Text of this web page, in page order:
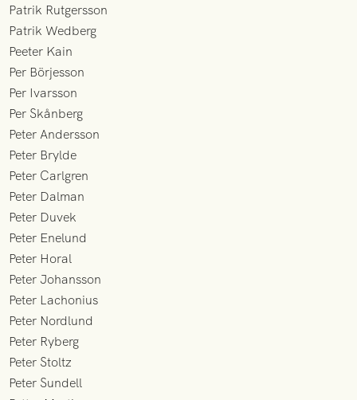
Patrik Rutgersson
Patrik Wedberg
Peeter Kain
Per Börjesson
Per Ivarsson
Per Skånberg
Peter Andersson
Peter Brylde
Peter Carlgren
Peter Dalman
Peter Duvek
Peter Enelund
Peter Horal
Peter Johansson
Peter Lachonius
Peter Nordlund
Peter Ryberg
Peter Stoltz
Peter Sundell